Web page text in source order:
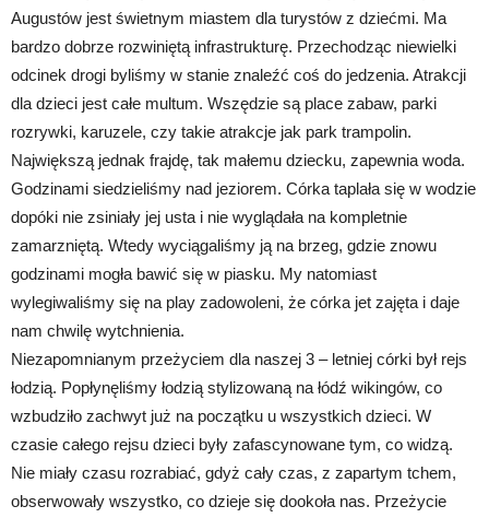
Augustów jest świetnym miastem dla turystów z dziećmi. Ma
bardzo dobrze rozwiniętą infrastrukturę. Przechodząc niewielki
odcinek drogi byliśmy w stanie znaleźć coś do jedzenia. Atrakcji
dla dzieci jest całe multum. Wszędzie są place zabaw, parki
rozrywki, karuzele, czy takie atrakcje jak park trampolin.
Największą jednak frajdę, tak małemu dziecku, zapewnia woda.
Godzinami siedzieliśmy nad jeziorem. Córka taplała się w wodzie
dopóki nie zsiniały jej usta i nie wyglądała na kompletnie
zamarzniętą. Wtedy wyciągaliśmy ją na brzeg, gdzie znowu
godzinami mogła bawić się w piasku. My natomiast
wylegiwaliśmy się na play zadowoleni, że córka jet zajęta i daje
nam chwilę wytchnienia.
Niezapomnianym przeżyciem dla naszej 3 – letniej córki był rejs
łodzią. Popłynęliśmy łodzią stylizowaną na łódź wikingów, co
wzbudziło zachwyt już na początku u wszystkich dzieci. W
czasie całego rejsu dzieci były zafascynowane tym, co widzą.
Nie miały czasu rozrabiać, gdyż cały czas, z zapartym tchem,
obserwowały wszystko, co dzieje się dookoła nas. Przeżycie